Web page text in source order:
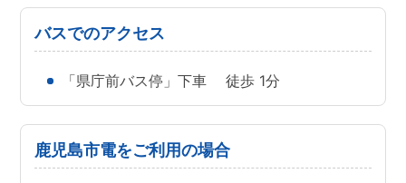
バスでのアクセス
「県庁前バス停」下車 徒歩 1分
鹿児島市電をご利用の場合